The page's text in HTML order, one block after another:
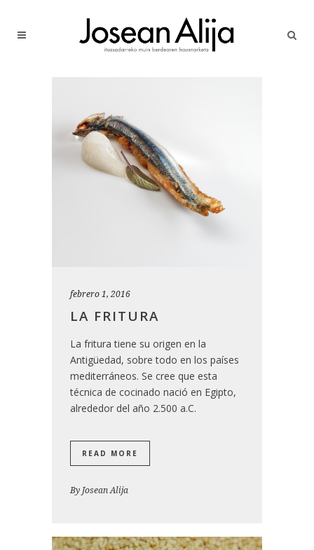
febrero 1, 2016
LA FRITURA
La fritura tiene su origen en la
Antigüedad, sobre todo en los países
mediterráneos. Se cree que esta
técnica de cocinado nació en Egipto,
alrededor del año 2.500 a.C.
READ MORE
By Josean Alija